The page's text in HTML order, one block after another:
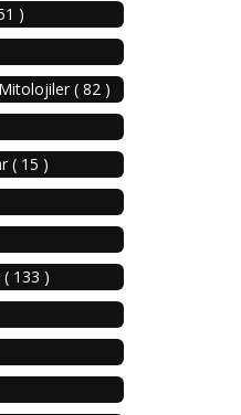
)
( 82 )
( 15 )
133 )